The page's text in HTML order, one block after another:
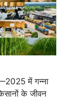
में गन्ना
के जीवन